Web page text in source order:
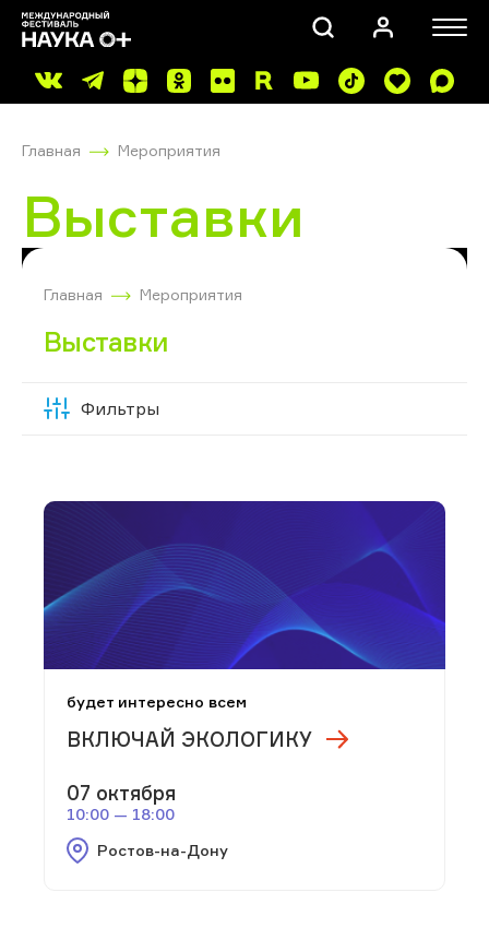
Главная Мероприятия
Выставки
Главная Мероприятия
Выставки
Фильтры
будет интересно всем
ВКЛЮЧАЙ ЭКОЛОГИКУ
07 октября
10:00 — 18:00
Ростов-на-Дону